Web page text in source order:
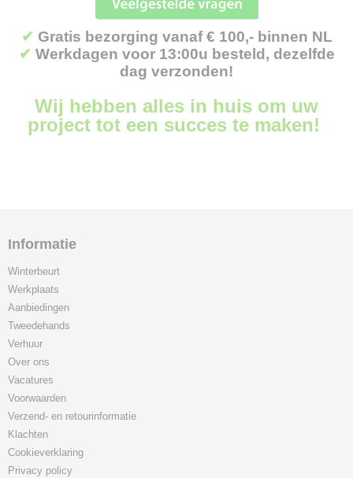
✔ Gratis bezorging vanaf € 100,- binnen NL
✔ Werkdagen voor 13:00u besteld, dezelfde
dag verzonden!
Wij hebben alles in huis om uw
project tot een succes te maken!
Informatie
Winterbeurt
Werkplaats
Aanbiedingen
Tweedehands
Verhuur
Over ons
Vacatures
Voorwaarden
Verzend- en retourinformatie
Klachten
Cookieverklaring
Privacy policy